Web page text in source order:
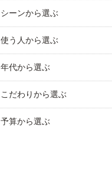
シーンから選ぶ
使う人から選ぶ
年代から選ぶ
こだわりから選ぶ
予算から選ぶ